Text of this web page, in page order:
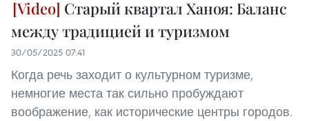
Старый квартал Ханоя: Баланс
между традицией и туризмом
30/05/2025 07:41
Когда речь заходит о культурном туризме,
немногие места так сильно пробуждают
воображение, как исторические центры городов.